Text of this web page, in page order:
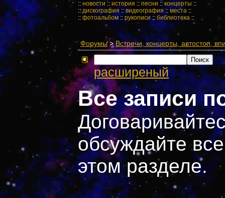
:: новости :: история :: песни :: концерты ::
::дискография :: видеография ::места ::
:: фотоальбом::рукописи::библиотека ::
Форумы>Встречи, концерты, автостоп,
расширеный
Все записи
обсуждайте
этом разделе.